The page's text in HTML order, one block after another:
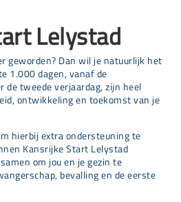
Lelystad
geworden? Dan wil je natuurlijk het
1.000 dagen, vanaf de
de tweede verjaardag, zijn heel
ontwikkeling en toekomst van je
hierbij extra ondersteuning te
Kansrijke Start Lelystad
om jou en je gezin te
bevalling en de eerste